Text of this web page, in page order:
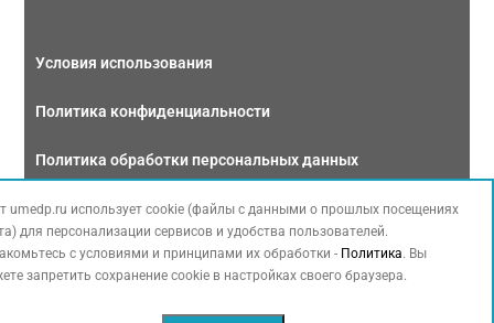
Условия использования
Политика конфиденциальности
Политика обработки персональных данных
Связаться с нами
umedp.ru использует cookie (файлы с данными о прошлых посещениях
для персонализации сервисов и удобства пользователей.
с условиями и принципами их обработки - Политика. Вы
запретить сохранение cookie в настройках своего браузера.